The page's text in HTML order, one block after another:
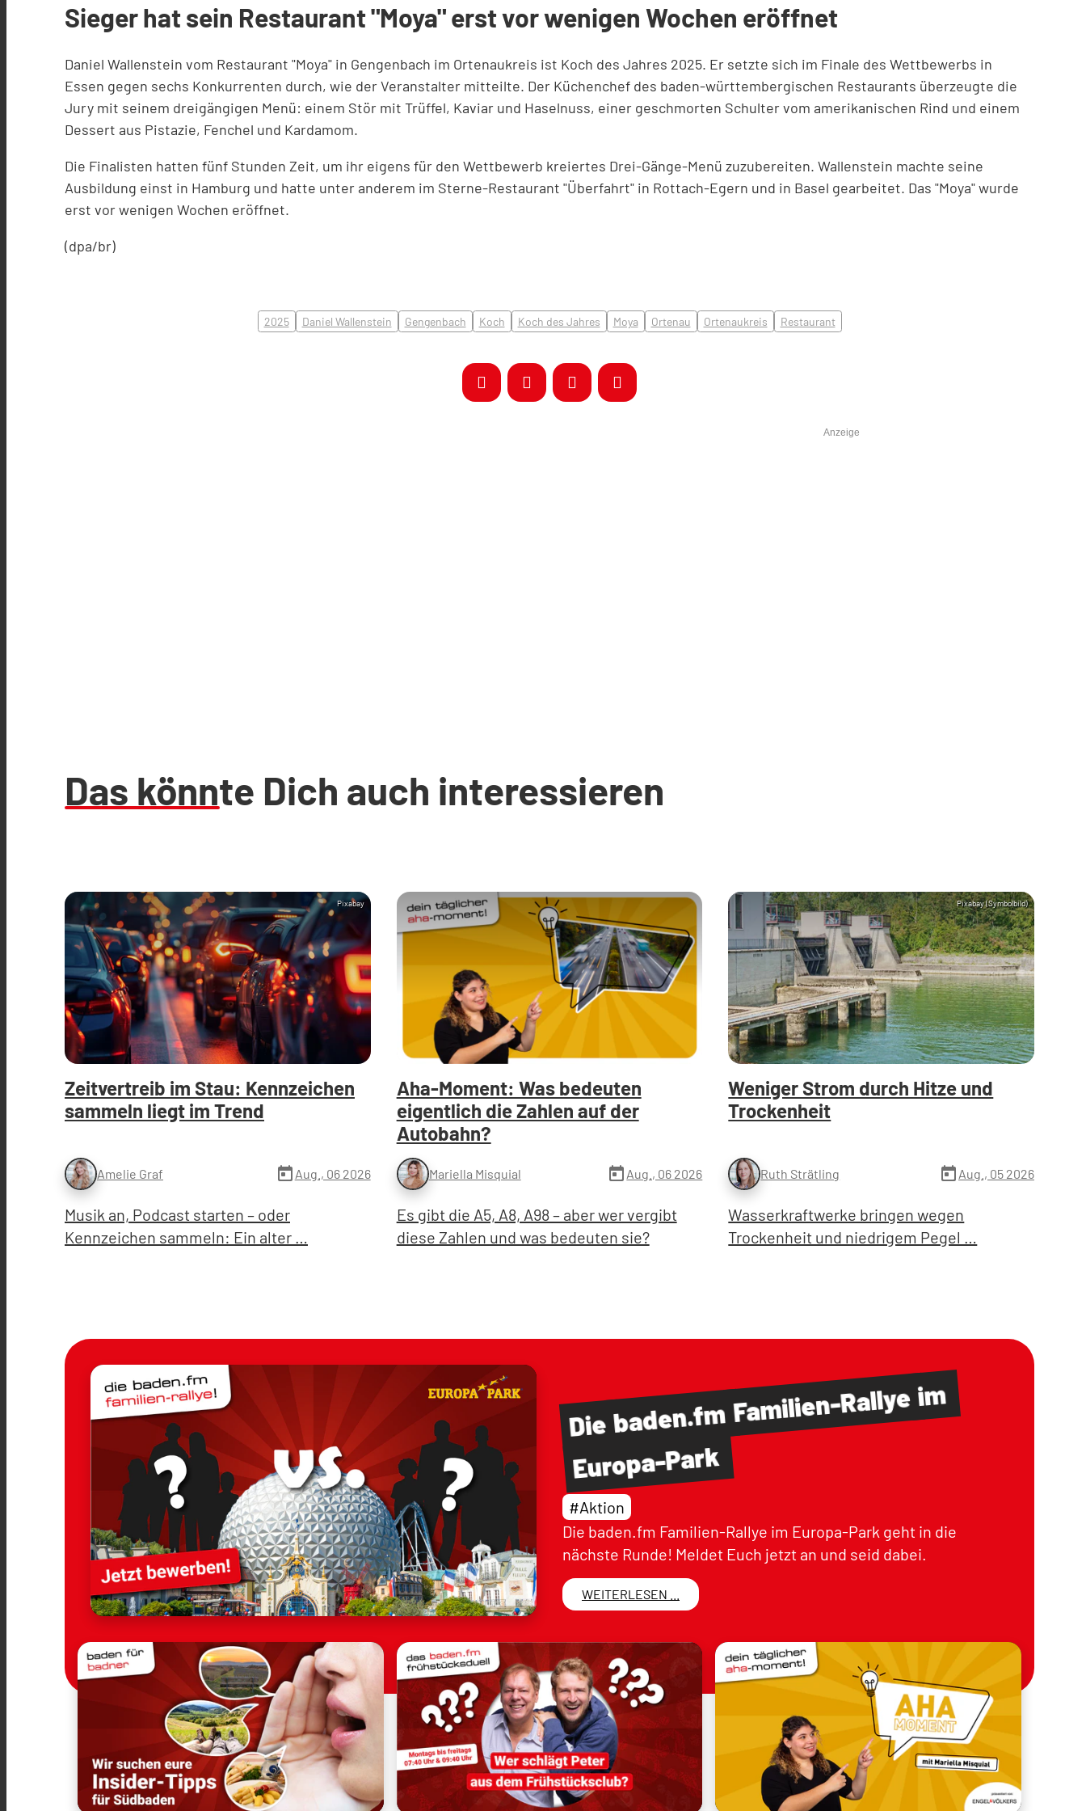
Sieger hat sein Restaurant "Moya" erst vor wenigen Wochen eröffnet
Daniel Wallenstein vom Restaurant "Moya" in Gengenbach im Ortenaukreis ist Koch des Jahres 2025. Er setzte sich im Finale des Wettbewerbs in
Essen gegen sechs Konkurrenten durch, wie der Veranstalter mitteilte. Der Küchenchef des baden-württembergischen Restaurants überzeugte die
Jury mit seinem dreigängigen Menü: einem Stör mit Trüffel, Kaviar und Haselnuss, einer geschmorten Schulter vom amerikanischen Rind und einem
Dessert aus Pistazie, Fenchel und Kardamom.
Die Finalisten hatten fünf Stunden Zeit, um ihr eigens für den Wettbewerb kreiertes Drei-Gänge-Menü zuzubereiten. Wallenstein machte seine
Ausbildung einst in Hamburg und hatte unter anderem im Sterne-Restaurant "Überfahrt" in Rottach-Egern und in Basel gearbeitet. Das "Moya" wurde
erst vor wenigen Wochen eröffnet.
(dpa/br)
2025 Daniel Wallenstein Gengenbach Koch Koch des Jahres Moya Ortenau Ortenaukreis Restaurant
Anzeige
Das könnte Dich auch interessieren
Pixabay
Zeitvertreib im Stau: Kennzeichen
sammeln liegt im Trend
Amelie Graf today Aug., 06 2026
Musik an, Podcast starten – oder
Kennzeichen sammeln: Ein alter …
Aha-Moment: Was bedeuten
eigentlich die Zahlen auf der
Autobahn?
Mariella Misquial todayAug., 06 2026
Es gibt die A5, A8, A98 – aber wer vergibt
diese Zahlen und was bedeuten sie?
Pixabay (Symbolbild)
Weniger Strom durch Hitze und
Trockenheit
Ruth Strätling today Aug., 05 2026
Wasserkraftwerke bringen wegen
Trockenheit und niedrigem Pegel …
Die baden.fmFamilien-Rallyeim
Europa-Park
#Aktion
Die baden.fm Familien-Rallye im Europa-Park geht in die
nächste Runde! Meldet Euch jetzt an und seid dabei.
WEITERLESEN ...